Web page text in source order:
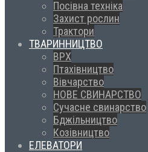
Посівна техніка
Захист рослин
Трактори
ТВАРИННИЦТВО
ВРХ
Птахівництво
Вівчарство
НОВЕ СВИНАРСТВО
Сучасне свинарство
Бджільництво
Козівництво
ЕЛЕВАТОРИ